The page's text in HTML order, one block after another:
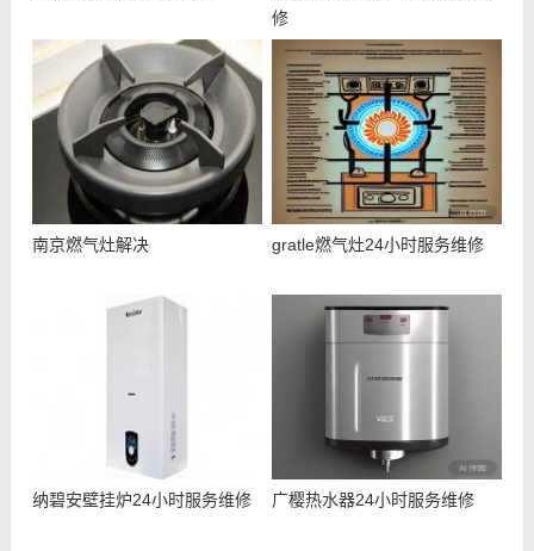
修
南京燃气灶解决 gratle燃气灶24小时服务维修
纳碧安壁挂炉24小时服务维修 广樱热水器24小时服务维修